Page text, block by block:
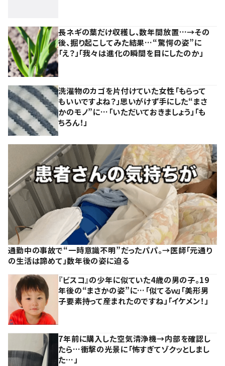
長ネギの葉だけ収穫し、数年間放置…→その
後、掘り起こしてみた結果…“驚愕の姿”に
「え？」「我々は進化の瞬間を目にしたのか」
洗濯物のカゴを片付けていた女性「もらって
もいいですよね？」思いがけず手にした“まさ
かのモノ”に…「いただいておきましょう」「も
ちろん！」
通勤中の事故で“一時意識不明”だったパパ。→医師「元通り
の生活は諦めて」数年後の姿に迫る
『ビスコ』の少年に似ていた4歳の男の子。19
年後の“まさかの姿”に…「似てるｗ」「美形男
子要素持って産まれたのですね」「イケメン！」
7年前に購入した空気清浄機→内部を確認し
たら…衝撃の光景に「怖すぎてゾクッとしまし
た…」